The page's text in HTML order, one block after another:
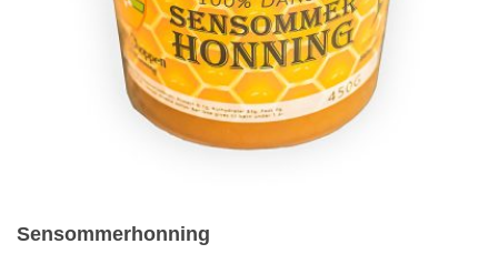
Sensommerhonning